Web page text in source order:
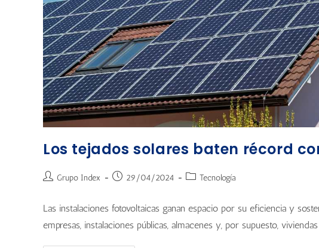
Los tejados solares baten récord
Grupo Index 29/04/2024 Tecnología
Las instalaciones fotovoltaicas ganan espacio por su eficiencia y
empresas, instalaciones públicas, almacenes y, por supuesto,